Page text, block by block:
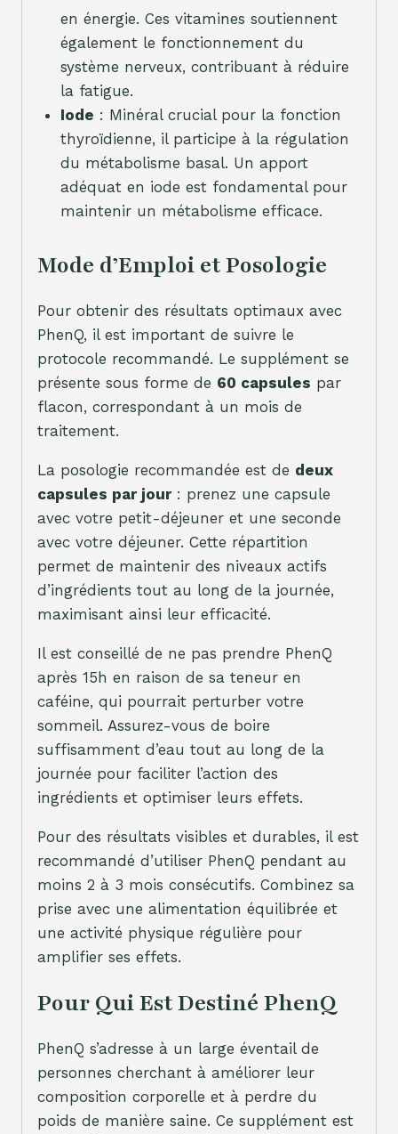
en énergie. Ces vitamines soutiennent
également le fonctionnement du
système nerveux, contribuant à réduire
la fatigue.
Iode : Minéral crucial pour la fonction
thyroïdienne, il participe à la régulation
du métabolisme basal. Un apport
adéquat en iode est fondamental pour
maintenir un métabolisme efficace.
Mode d’Emploi et Posologie
Pour obtenir des résultats optimaux avec
PhenQ, il est important de suivre le
protocole recommandé. Le supplément se
présente sous forme de 60 capsules par
flacon, correspondant à un mois de
traitement.
La posologie recommandée est de deux
capsules par jour: prenez une capsule
avec votre petit-déjeuner et une seconde
avec votre déjeuner. Cette répartition
permet de maintenir des niveaux actifs
d’ingrédients tout au long de la journée,
maximisant ainsi leur efficacité.
Il est conseillé de ne pas prendre PhenQ
après 15h en raison de sa teneur en
caféine, qui pourrait perturber votre
sommeil. Assurez-vous de boire
suffisamment d’eau tout au long de la
journée pour faciliter l’action des
ingrédients et optimiser leurs effets.
Pour des résultats visibles et durables, il est
recommandé d’utiliser PhenQ pendant au
moins 2 à 3 mois consécutifs. Combinez sa
prise avec une alimentation équilibrée et
une activité physique régulière pour
amplifier ses effets.
Pour Qui Est Destiné PhenQ
PhenQ s’adresse à un large éventail de
personnes cherchant à améliorer leur
composition corporelle et à perdre du
poids de manière saine. Ce supplément est